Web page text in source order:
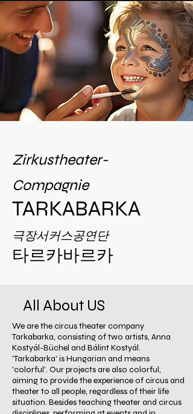
Zirkustheater-
Compagnie
TARKABARKA
극장서커스공연단
타르카바르카
All About US
We are the circus theater company
Tarkabarka, consisting of two artists, Anna
Kostyál-Büchel and Bálint Kostyál.
'Tarkabarka' is Hungarian and means
'colorful'. Our projects are also colorful,
aiming to provide the experience of circus and
theater to all people, regardless of their life
situation. Besides teaching theater and circus